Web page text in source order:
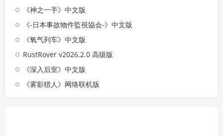
《神之一手》中文版
《-日本事故物件監視協会-》中文版
《氧气列车》中文版
RustRover v2026.2.0 高级版
《深入后室》中文版
《雾影猎人》网络联机版